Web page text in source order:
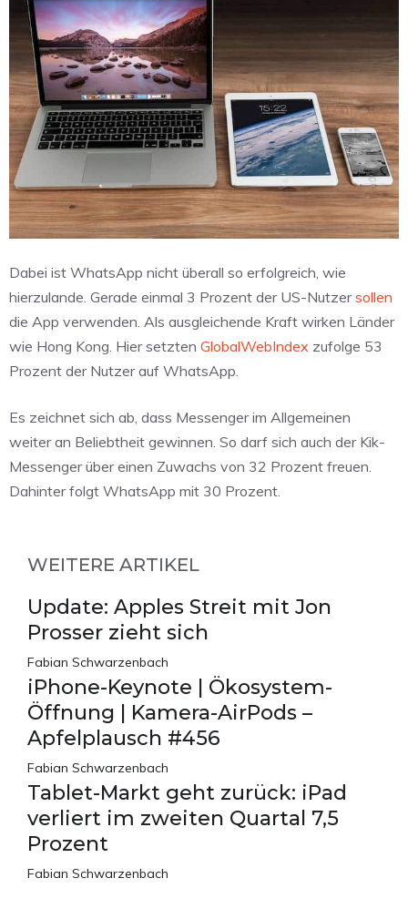
Dabei ist WhatsApp nicht überall so erfolgreich, wie
hierzulande. Gerade einmal 3 Prozent der US-Nutzersollen
die App verwenden. Als ausgleichende Kraft wirken Länder
wie Hong Kong. Hier setzten GlobalWebIndex zufolge 53
Prozent der Nutzer auf WhatsApp.
Es zeichnet sich ab, dass Messenger im Allgemeinen
weiter an Beliebtheit gewinnen. So darf sich auch der Kik-
Messenger über einen Zuwachs von 32 Prozent freuen.
Dahinter folgt WhatsApp mit 30 Prozent.
WEITERE ARTIKEL
Update: Apples Streit mit Jon
Prosser zieht sich
Fabian Schwarzenbach
iPhone-Keynote | Ökosystem-
Öffnung | Kamera-AirPods –
Apfelplausch #456
Fabian Schwarzenbach
Tablet-Markt geht zurück: iPad
verliert im zweiten Quartal 7,5
Prozent
Fabian Schwarzenbach